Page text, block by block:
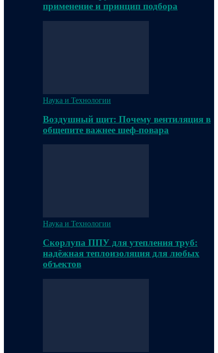
применение и принцип подбора
Наука и Технологии
Воздушный щит: Почему вентиляция в
общепите важнее шеф-повара
Наука и Технологии
Скорлупа ППУ для утепления труб:
надёжная теплоизоляция для любых
объектов